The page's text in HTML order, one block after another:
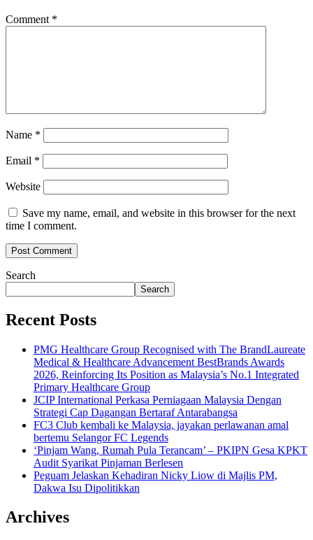
Comment *
Name *
Email *
Website
Save my name, email, and website in this browser for the next
time I comment.
Search
Search
Recent Posts
PMG Healthcare Group Recognised with The BrandLaureate
Medical & Healthcare Advancement BestBrands Awards
2026, Reinforcing Its Position as Malaysia’s No.1 Integrated
Primary Healthcare Group
JCIP International Perkasa Perniagaan Malaysia Dengan
Strategi Cap Dagangan Bertaraf Antarabangsa
FC3 Club kembali ke Malaysia, jayakan perlawanan amal
bertemu Selangor FC Legends
‘Pinjam Wang, Rumah Pula Terancam’ – PKIPN Gesa KPKT
Audit Syarikat Pinjaman Berlesen
Peguam Jelaskan Kehadiran Nicky Liow di Majlis PM,
Dakwa Isu Dipolitikkan
Archives